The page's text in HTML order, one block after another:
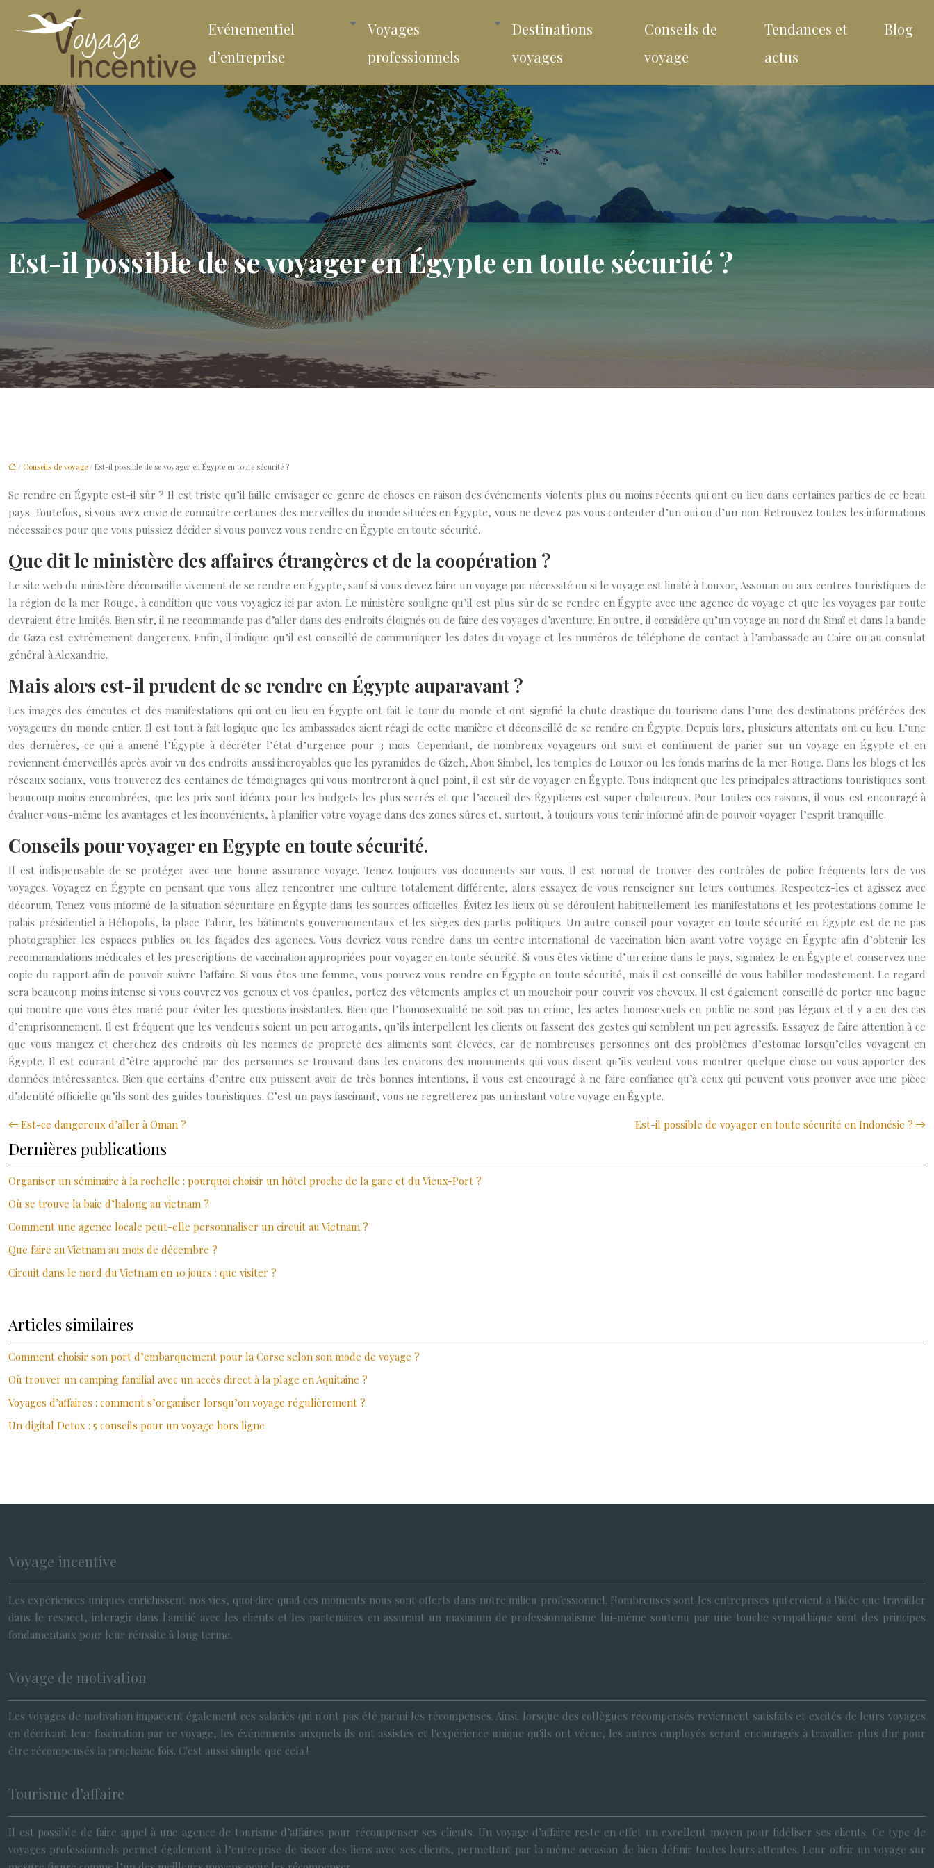
Evénementiel
d’entreprise
Voyages
professionnels
Destinations
voyages
Conseils de
voyage
Tendances et
actus
Blog
Est-il possible de se voyager en Égypte en toute sécurité ?
/ Conseils de voyage / Est-il possible de se voyager en Égypte en toute sécurité ?
Se rendre en Égypte est-il sûr ? Il est triste qu’il faille envisager ce genre de choses en raison des événements violents plus ou moins récents qui ont eu lieu dans certaines parties de ce beau
pays. Toutefois, si vous avez envie de connaître certaines des merveilles du monde situées en Égypte, vous ne devez pas vous contenter d’un oui ou d’un non. Retrouvez toutes les informations
nécessaires pour que vous puissiez décider si vous pouvez vous rendre en Égypte en toute sécurité.
Que dit le ministère des affaires étrangères et de la coopération ?
Le site web du ministère déconseille vivement de se rendre en Égypte, sauf si vous devez faire un voyage par nécessité ou si le voyage est limité à Louxor, Assouan ou aux centres touristiques de
la région de la mer Rouge, à condition que vous voyagiez ici par avion. Le ministère souligne qu’il est plus sûr de se rendre en Égypte avec une agence de voyage et que les voyages par route
devraient être limités. Bien sûr, il ne recommande pas d’aller dans des endroits éloignés ou de faire des voyages d’aventure. En outre, il considère qu’un voyage au nord du Sinaï et dans la bande
de Gaza est extrêmement dangereux. Enfin, il indique qu’il est conseillé de communiquer les dates du voyage et les numéros de téléphone de contact à l’ambassade au Caire ou au consulat
général à Alexandrie.
Mais alors est-il prudent de se rendre en Égypte auparavant ?
Les images des émeutes et des manifestations qui ont eu lieu en Égypte ont fait le tour du monde et ont signifié la chute drastique du tourisme dans l’une des destinations préférées des
voyageurs du monde entier. Il est tout à fait logique que les ambassades aient réagi de cette manière et déconseillé de se rendre en Égypte. Depuis lors, plusieurs attentats ont eu lieu. L’une
des dernières, ce qui a amené l’Égypte à décréter l’état d’urgence pour 3 mois. Cependant, de nombreux voyageurs ont suivi et continuent de parier sur un voyage en Égypte et en
reviennent émerveillés après avoir vu des endroits aussi incroyables que les pyramides de Gizeh, Abou Simbel, les temples de Louxor ou les fonds marins de la mer Rouge. Dans les blogs et les
réseaux sociaux, vous trouverez des centaines de témoignages qui vous montreront à quel point, il est sûr de voyager en Égypte. Tous indiquent que les principales attractions touristiques sont
beaucoup moins encombrées, que les prix sont idéaux pour les budgets les plus serrés et que l’accueil des Égyptiens est super chaleureux. Pour toutes ces raisons, il vous est encouragé à
évaluer vous-même les avantages et les inconvénients, à planifier votre voyage dans des zones sûres et, surtout, à toujours vous tenir informé afin de pouvoir voyager l’esprit tranquille.
Conseils pour voyager en Egypte en toute sécurité.
Il est indispensable de se protéger avec une bonne assurance voyage. Tenez toujours vos documents sur vous. Il est normal de trouver des contrôles de police fréquents lors de vos
voyages. Voyagez en Égypte en pensant que vous allez rencontrer une culture totalement différente, alors essayez de vous renseigner sur leurs coutumes. Respectez-les et agissez avec
décorum. Tenez-vous informé de la situation sécuritaire en Égypte dans les sources officielles. Évitez les lieux où se déroulent habituellement les manifestations et les protestations comme le
palais présidentiel à Héliopolis, la place Tahrir, les bâtiments gouvernementaux et les sièges des partis politiques. Un autre conseil pour voyager en toute sécurité en Égypte est de ne pas
photographier les espaces publics ou les façades des agences. Vous devriez vous rendre dans un centre international de vaccination bien avant votre voyage en Égypte afin d’obtenir les
recommandations médicales et les prescriptions de vaccination appropriées pour voyager en toute sécurité. Si vous êtes victime d’un crime dans le pays, signalez-le en Égypte et conservez une
copie du rapport afin de pouvoir suivre l’affaire. Si vous êtes une femme, vous pouvez vous rendre en Égypte en toute sécurité, mais il est conseillé de vous habiller modestement. Le regard
sera beaucoup moins intense si vous couvrez vos genoux et vos épaules, portez des vêtements amples et un mouchoir pour couvrir vos cheveux. Il est également conseillé de porter une bague
qui montre que vous êtes marié pour éviter les questions insistantes. Bien que l’homosexualité ne soit pas un crime, les actes homosexuels en public ne sont pas légaux et il y a eu des cas
d’emprisonnement. Il est fréquent que les vendeurs soient un peu arrogants, qu’ils interpellent les clients ou fassent des gestes qui semblent un peu agressifs. Essayez de faire attention à ce
que vous mangez et cherchez des endroits où les normes de propreté des aliments sont élevées, car de nombreuses personnes ont des problèmes d’estomac lorsqu’elles voyagent en
Égypte. Il est courant d’être approché par des personnes se trouvant dans les environs des monuments qui vous disent qu’ils veulent vous montrer quelque chose ou vous apporter des
données intéressantes. Bien que certains d’entre eux puissent avoir de très bonnes intentions, il vous est encouragé à ne faire confiance qu’à ceux qui peuvent vous prouver avec une pièce
d’identité officielle qu’ils sont des guides touristiques. C’est un pays fascinant, vous ne regretterez pas un instant votre voyage en Égypte.
Est-ce dangereux d’aller à Oman ? Est-il possible de voyager en toute sécurité en Indonésie ?
Dernières publications
Organiser un séminaire à la rochelle : pourquoi choisir un hôtel proche de la gare et du Vieux-Port ?
Où se trouve la baie d’halong au vietnam ?
Comment une agence locale peut-elle personnaliser un circuit au Vietnam ?
Que faire au Vietnam au mois de décembre ?
Circuit dans le nord du Vietnam en 10 jours : que visiter ?
Articles similaires
Comment choisir son port d’embarquement pour la Corse selon son mode de voyage ?
Où trouver un camping familial avec un accès direct à la plage en Aquitaine ?
Voyages d’affaires : comment s’organiser lorsqu’on voyage régulièrement ?
Un digital Detox : 5 conseils pour un voyage hors ligne
Voyage incentive
Les expériences uniques enrichissent nos vies, quoi dire quad ces moments nous sont offerts dans notre milieu professionnel. Nombreuses sont les entreprises qui croient à l'idée que travailler
dans le respect, interagir dans l'amitié avec les clients et les partenaires en assurant un maximum de professionnalisme lui-même soutenu par une touche sympathique sont des principes
fondamentaux pour leur réussite à long terme.
Voyage de motivation
Les voyages de motivation impactent également ces salariés qui n'ont pas été parmi les récompensés. Ainsi. lorsque des collègues récompensés reviennent satisfaits et excités de leurs voyages
en décrivant leur fascination par ce voyage, les événements auxquels ils ont assistés et l'expérience unique qu'ils ont vécue, les autres employés seront encouragés à travailler plus dur pour
être récompensés la prochaine fois. C'est aussi simple que cela !
Tourisme d’affaire
Il est possible de faire appel à une agence de tourisme d’affaires pour récompenser ses clients. Un voyage d’affaire reste en effet un excellent moyen pour fidéliser ses clients. Ce type de
voyages professionnels permet également à l’entreprise de tisser des liens avec ses clients, permettant par la même occasion de bien définir toutes leurs attentes. Leur offrir un voyage sur